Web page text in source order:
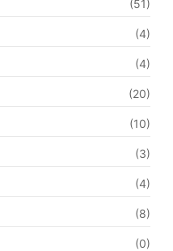
(51)
(4)
(4)
(20)
(10)
(3)
(4)
(8)
(0)